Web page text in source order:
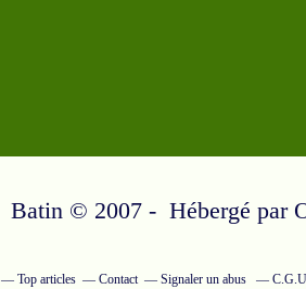
Batin © 2007 - Hébergé par
Top articles Contact Signaler un abus C.G.U.